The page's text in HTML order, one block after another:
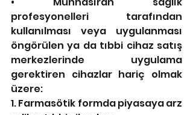
profesyonelleri tarafından
kullanılması veya uygulanması
öngörülen ya da tıbbi cihaz satış
merkezlerinde uygulama
gerektiren cihazlar hariç olmak
üzere:
1. Farmasötik formda piyasaya arz